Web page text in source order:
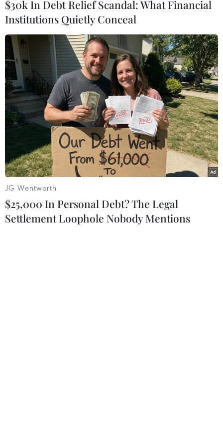
#Quốc phòng Ba Lan #Mariusz Blaszczak
#Tàu ngầm
#Chi tiêu quân sự
Ba Lan
Theo dõi VietnamPlus
TIN LIÊN QUAN
$30k In Debt Relief Scandal: What Financial
Institutions Quietly Conceal
JG Wentworth
$25,000 In Personal Debt? The Legal
Settlement Loophole Nobody Mentions